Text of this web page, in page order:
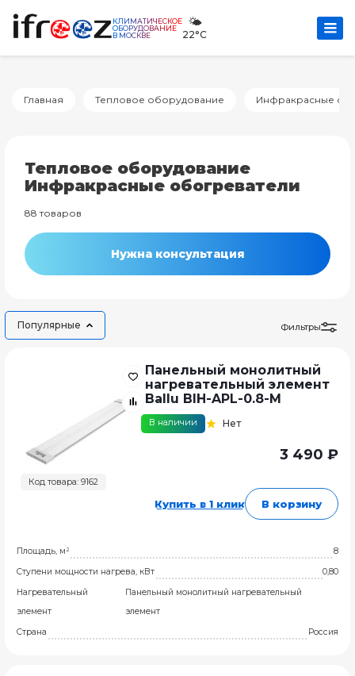
КЛИМАТИЧЕСКОЕ
ОБОРУДОВАНИЕ
В МОСКВЕ
🌤️
22°C
Главная Тепловое оборудование Инфракрасные
Тепловое оборудование
Инфракрасные обогреватели
88 товаров
Нужна консультация
Популярные Фильтры
Код товара: 9162
Панельный монолитный
нагревательный элемент
Ballu BIH-APL-0.8-M
В наличии Нет
3 490 ₽
Купить в 1 клик В корзину
Площадь, м²
8
Ступени мощности нагрева, кВт
0,80
Нагревательный
элемент
Панельный монолитный нагревательный
элемент
Страна
Россия